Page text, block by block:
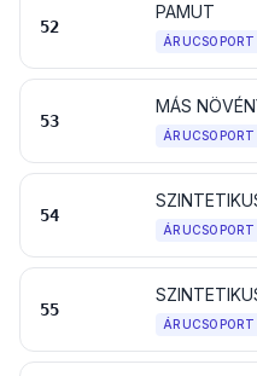
52
PAMUT
ÁRUCSOPORT
53
ÁRUCSOPORT
54
ÁRUCSOPORT
55
ÁRUCSOPORT